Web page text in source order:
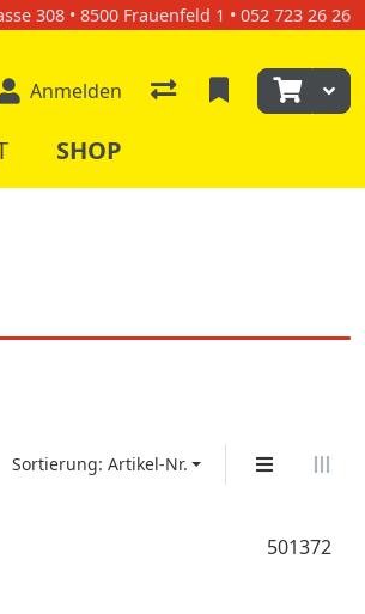
308 • 8500 Frauenfeld 1 • 052 723 26 26
Anmelden
SHOP
Sortierung: Artikel-Nr.
501372